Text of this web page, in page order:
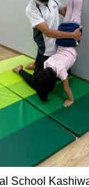
School